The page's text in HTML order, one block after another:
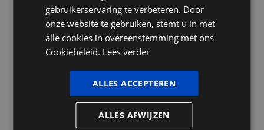
Ja, ik heb al een ondernemingsnummer
gebruikerservaring te verbeteren. Door
onze website te gebruiken, stemt u in met
alle cookies in overeenstemming met ons
Cookiebeleid. Lees verder
ALLES ACCEPTEREN
ALLES AFWIJZEN